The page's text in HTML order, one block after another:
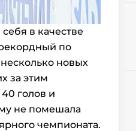
в качестве
по
новых
за этим
голов и
не помешала
чемпионата.